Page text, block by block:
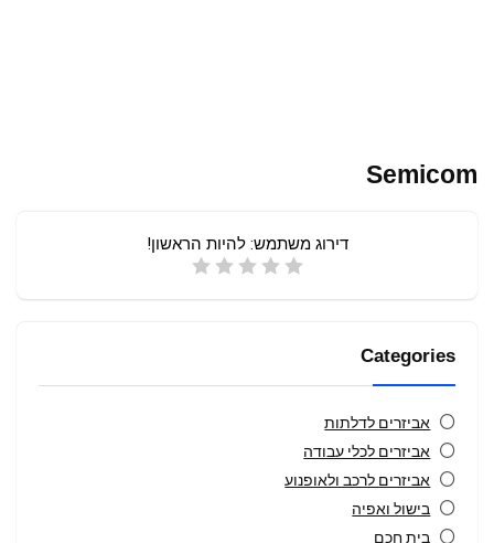
Semicom
דירוג משתמש:להיות הראשון!
Categories
אביזרים לדלתות
אביזרים לכלי עבודה
אביזרים לרכב ולאופנוע
בישול ואפיה
בית חכם